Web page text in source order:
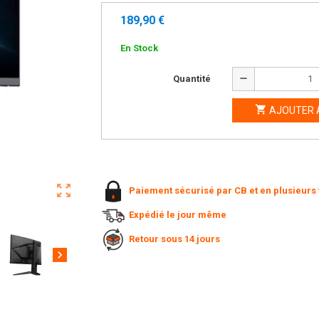
zoom_out_map
chevron_right
189,90 €
En Stock
Quantité remove
 AJOUTER
Paiement sécurisé par CB et en plusieurs
Expédié le jour même
Retour sous 14 jours